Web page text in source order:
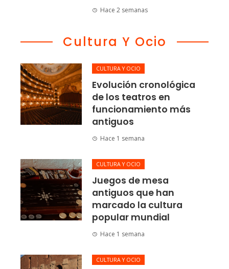
Hace 2 semanas
Cultura Y Ocio
CULTURA Y OCIO
Evolución cronológica
de los teatros en
funcionamiento más
antiguos
Hace 1 semana
CULTURA Y OCIO
Juegos de mesa
antiguos que han
marcado la cultura
popular mundial
Hace 1 semana
CULTURA Y OCIO